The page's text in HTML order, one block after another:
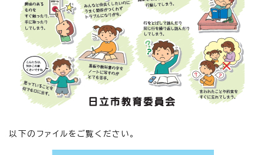
以下のファイルをご覧ください。